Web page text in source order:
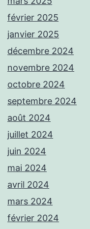
février 2025
janvier 2025
décembre 2024
novembre 2024
octobre 2024
septembre 2024
août 2024
juillet 2024
juin 2024
mai 2024
avril 2024
mars 2024
février 2024